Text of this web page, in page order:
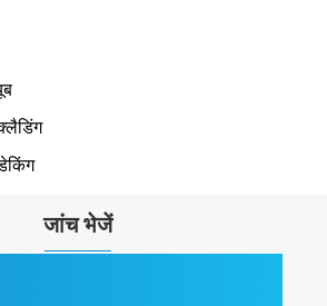
जांच भेजें